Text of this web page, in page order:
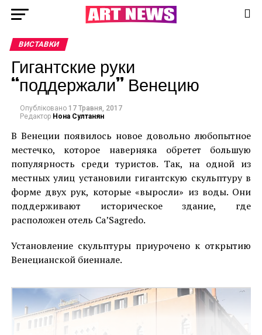
ВИСТАВКИ
Гигантские руки
“поддержали” Венецию
Опубліковано 17 Травня, 2017
Редактор Нона Султанян
В Венеции появилось новое довольно любопытное
местечко, которое наверняка обретет большую
популярность среди туристов. Так, на одной из
местных улиц установили гигантскую скульптуру в
форме двух рук, которые «выросли» из воды. Они
поддерживают историческое здание, где
расположен отель Ca’Sagredo.
Установление скульптуры приурочено к открытию
Венецианской биеннале.